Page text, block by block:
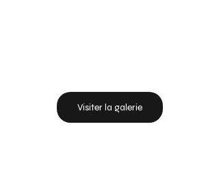
Visiter la galerie